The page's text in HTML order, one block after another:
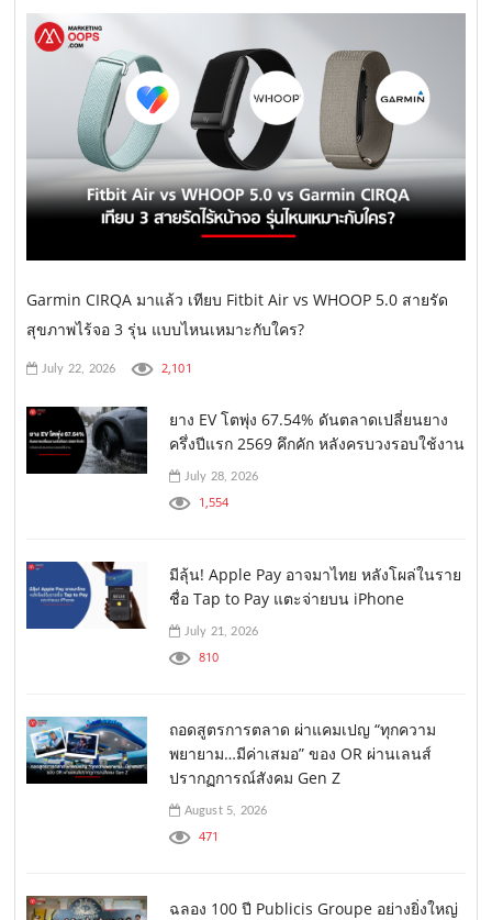
Garmin CIRQA มาแล้ว เทียบ Fitbit Air vs WHOOP 5.0 สายรัด
สุขภาพไร้จอ 3 รุ่น แบบไหนเหมาะกับใคร?
July 22, 2026 2,101
ยาง EV โตพุ่ง 67.54% ดันตลาดเปลี่ยนยาง
ครึ่งปีแรก 2569 คึกคัก หลังครบวงรอบใช้งาน
July 28, 2026
1,554
มีลุ้น! Apple Pay อาจมาไทย หลังโผล่ในราย
ชื่อ Tap to Pay แตะจ่ายบน iPhone
July 21, 2026
810
ถอดสูตรการตลาด ผ่าแคมเปญ “ทุกความ
พยายาม…มีค่าเสมอ” ของ OR ผ่านเลนส์
ปรากฏการณ์สังคม Gen Z
August 5, 2026
471
ฉลอง 100 ปี Publicis Groupe อย่างยิ่งใหญ่